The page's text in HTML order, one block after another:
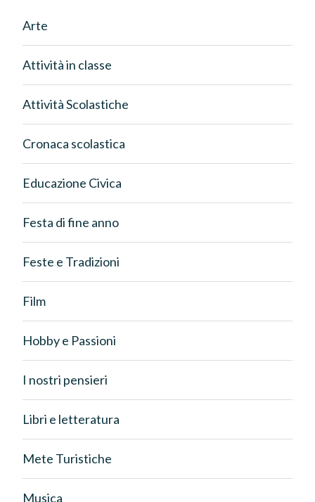
Arte
Attività in classe
Attività Scolastiche
Cronaca scolastica
Educazione Civica
Festa di fine anno
Feste e Tradizioni
Film
Hobby e Passioni
I nostri pensieri
Libri e letteratura
Mete Turistiche
Musica